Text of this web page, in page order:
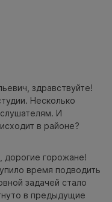
здравствуйте!
Несколько
И
в районе?
дорогие горожане!
время подводить
задачей стало
в предыдущие